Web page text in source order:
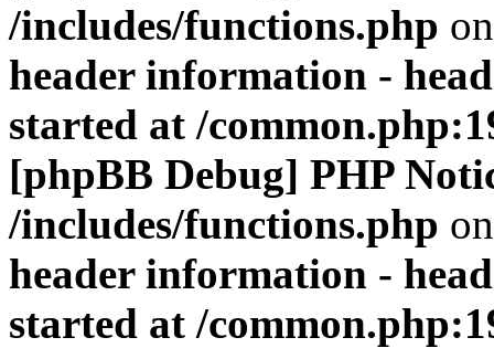
/includes/functions.php
header information -
started at /
[phpBB Debug] PHP
/includes/functions.php
header information -
started at /